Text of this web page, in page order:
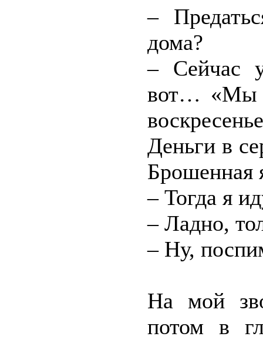
–
дома?
– Сейчас
вот… «Мы
Деньги в
Брошенная
– Тогда я
– Ладно,
– Ну,
На мой
потом в